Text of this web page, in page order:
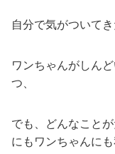
自分で気がついてき
ワンちゃんがしん
つ、
でも、どんなこと
にもワンちゃんにも